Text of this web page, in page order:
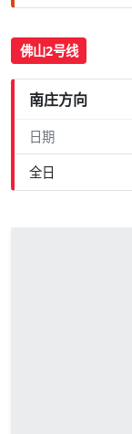
佛山2号线
南庄方向
日期
全日